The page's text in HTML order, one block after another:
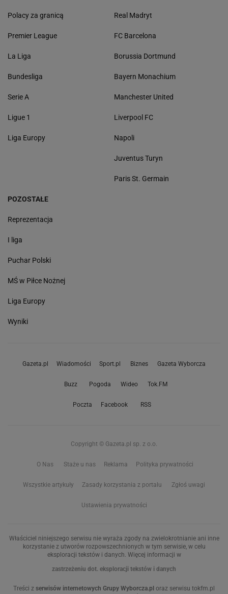
Polacy za granicą
Premier League
La Liga
Bundesliga
Serie A
Ligue 1
Liga Europy
Real Madryt
FC Barcelona
Borussia Dortmund
Bayern Monachium
Manchester United
Liverpool FC
Napoli
Juventus Turyn
Paris St. Germain
POZOSTAŁE
Reprezentacja
I liga
Puchar Polski
MŚ w Piłce Nożnej
Liga Europy
Wyniki
Gazeta.pl Wiadomości Sport.pl Biznes Gazeta Wyborcza
Buzz Pogoda Wideo Tok.FM
Poczta Facebook RSS
Copyright © Gazeta.pl sp. z o.o.
O Nas Staże u nas Reklama Polityka prywatności
Wszystkie artykuły Zasady korzystania z portalu Zgłoś uwagi
Ustawienia prywatności
Właściciel niniejszego serwisu nie wyraża zgody na zwielokrotnianie ani inne
korzystanie z utworów rozpowszechnionych w tym serwisie, w celu
eksploracji tekstów i danych. Więcej informacji w
zastrzeżeniu dot. eksploracji tekstów i danych
Treści z serwisów internetowych Grupy Wyborcza.pl oraz serwisu tokfm.pl